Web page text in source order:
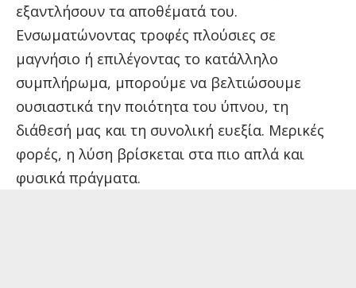
εξαντλήσουν τα αποθέματά του.
Ενσωματώνοντας τροφές πλούσιες σε
μαγνήσιο ή επιλέγοντας το κατάλληλο
συμπλήρωμα, μπορούμε να βελτιώσουμε
ουσιαστικά την ποιότητα του ύπνου, τη
διάθεσή μας και τη συνολική ευεξία. Μερικές
φορές, η λύση βρίσκεται στα πιο απλά και
φυσικά πράγματα.